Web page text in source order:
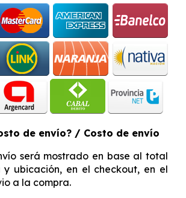
de envío? / Costo de envío
será mostrado en base al total
ubicación, en el checkout, en el
a la compra.